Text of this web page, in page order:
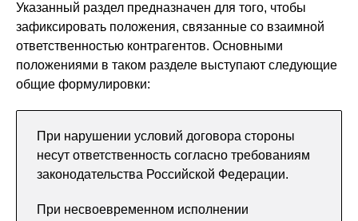
Указанный раздел предназначен для того, чтобы
зафиксировать положения, связанные со взаимной
ответственностью контрагентов. Основными
положениями в таком разделе выступают следующие
общие формулировки:
При нарушении условий договора стороны
несут ответственность согласно требованиям
законодательства Российской Федерации.
При несвоевременном исполнении